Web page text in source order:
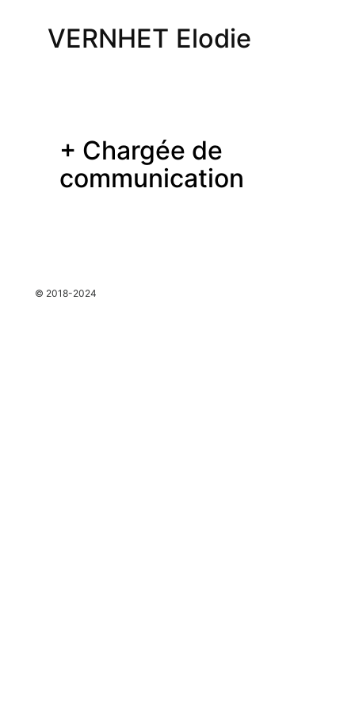
VERNHET Elodie
+ Chargée de
communication
© 2018-2024